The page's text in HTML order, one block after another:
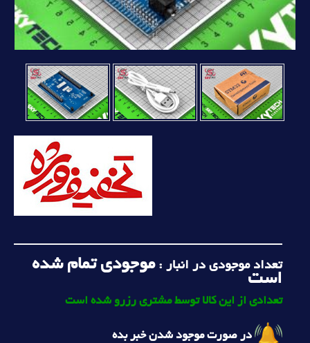
تعداد موجودی در انبار :موجودی تمام شده
است
تعدادی از این کالا توسط مشتری رزرو شده است
در صورت موجود شدن خبر بده